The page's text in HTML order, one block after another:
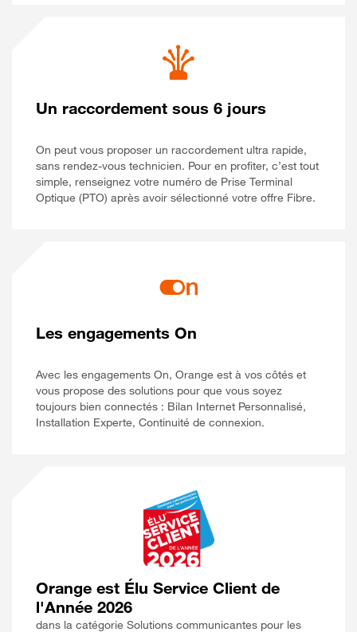
Un raccordement sous 6 jours
On peut vous proposer un raccordement ultra rapide,
sans rendez-vous technicien. Pour en profiter, c’est tout
simple, renseignez votre numéro de Prise Terminal
Optique (PTO) après avoir sélectionné votre offre Fibre.
Les engagements On
Avec les engagements On, Orange est à vos côtés et
vous propose des solutions pour que vous soyez
toujours bien connectés : Bilan Internet Personnalisé,
Installation Experte, Continuité de connexion.
Orange est Élu Service Client de
l'Année 2026
dans la catégorie Solutions communicantes pour les